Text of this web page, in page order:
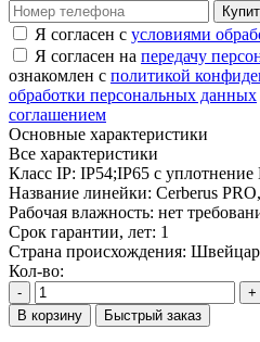
Я согласен с условиями
Я согласен на передачу
ознакомлен с политикой
обработки персональных данных
соглашением
Основные характеристики
Все характеристики
Класс IP: IP54;IP65 с
Название линейки: Cerberus
Рабочая влажность: нет
Срок гарантии, лет: 1
Страна происхождения:
Кол-во:
-
+
В корзину
Быстрый заказ